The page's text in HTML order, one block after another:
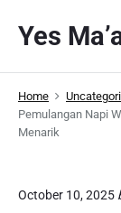
p
Yes
Home
Pemulangan Napi
Menarik
October 10, 2025